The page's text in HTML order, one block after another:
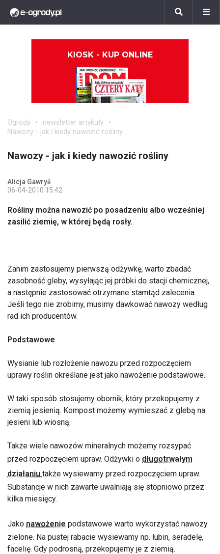
KIOSK - KUP ONLINE
Ogrody
newsletter artykuły
Nawozy - jak i kiedy nawozić rośliny
Nawozy - jak i kiedy nawozić rośliny
Alicja Gawryś
06-04-2010 15:42
Rośliny można nawozić po posadzeniu albo wcześniej
zasilić ziemię, w której będą rosły.
Zanim zastosujemy pierwszą odżywkę, warto zbadać
zasobność gleby, wysyłając jej próbki do stacji chemicznej,
a następnie zastosować otrzymane stamtąd zalecenia.
Jeśli tego nie zrobimy, musimy dawkować nawozy według
rad ich producentów.
Podstawowe
Wysianie lub rozłożenie nawozu przed rozpoczęciem
uprawy roślin określane jest jako nawożenie podstawowe.
W taki sposób stosujemy obornik, który przekopujemy z
ziemią jesienią. Kompost możemy wymieszać z glebą na
jesieni lub wiosną.
Także wiele nawozów mineralnych możemy rozsypać
przed rozpoczęciem upraw. Odżywki o długotrwałym
działaniu także wysiewamy przed rozpoczęciem upraw.
Substancje w nich zawarte uwalniają się stopniowo przez
kilka miesięcy.
Jako nawożenie podstawowe warto wykorzystać nawozy
zielone. Na pustej rabacie wysiewamy np. łubin, seradelę,
facelię. Gdy podrosną, przekopujemy je z ziemią.